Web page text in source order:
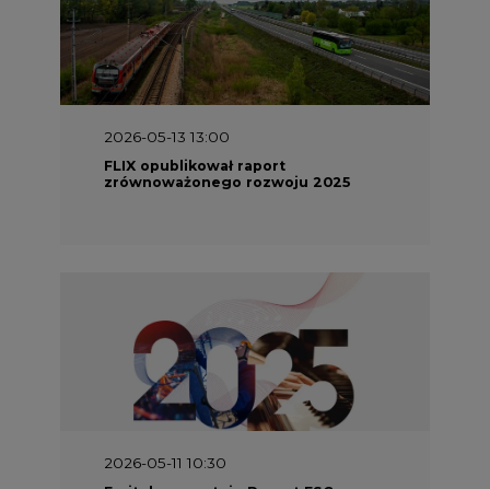
2026-05-13 13:00
FLIX opublikował raport
zrównoważonego rozwoju 2025
2026-05-11 10:30